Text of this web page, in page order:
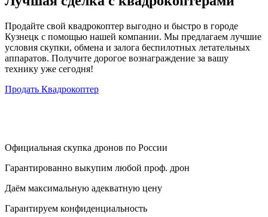
Продайте свой квадрокоптер выгодно и быстро в городе
Кузнецк с помощью нашей компании. Мы предлагаем лучшие
условия скупки, обмена и залога беспилотных летательных
аппаратов. Получите дорогое вознаграждение за вашу
технику уже сегодня!
Продать Квадрокоптер
Официальная скупка дронов по России
Гарантированно выкупим любой проф. дрон
Даём максимальную адекватную цену
Гарантируем конфиденциальность